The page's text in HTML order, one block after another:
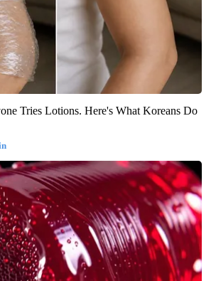
Tries Lotions. Here's What Koreans Do